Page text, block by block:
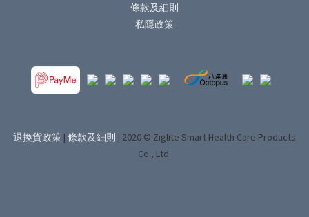
條款及細則
私隱政策
退換貨政策 | 條款及細則 | 2020 © Ziglite Smart Health Care Products
Co., Ltd.